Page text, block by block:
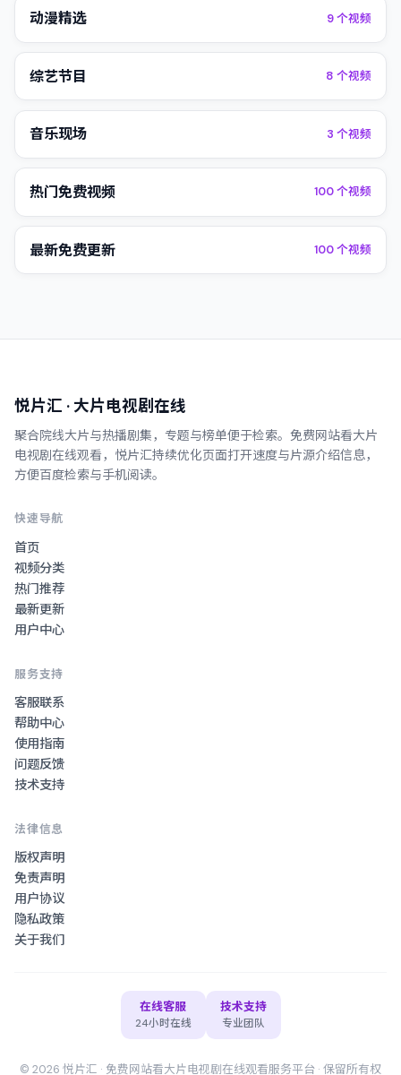
动漫精选 9个视频
综艺节目 8 个视频
音乐现场 3 个视频
热门免费视频 100个视频
最新免费更新 100个视频
悦片汇 · 大片电视剧在线
聚合院线大片与热播剧集，专题与榜单便于检索。 免费网站看大片
电视剧在线观看 ， 悦片汇持续优化页面打开速度与片源介绍信息，
方便百度检索与手机阅读。
快速导航
首页
视频分类
热门推荐
最新更新
用户中心
服务支持
客服联系
帮助中心
使用指南
问题反馈
技术支持
法律信息
版权声明
免责声明
用户协议
隐私政策
关于我们
在线客服
24小时在线
技术支持
专业团队
© 2026 悦片汇 · 免费网站看大片电视剧在线观看服务平台 · 保留所有权